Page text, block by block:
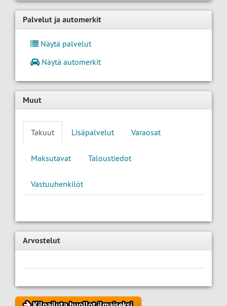
Palvelut ja automerkit
Näytä palvelut
Näytä automerkit
Muut
Takuut Lisäpalvelut Varaosat
Maksutavat Taloustiedot
Vastuuhenkilöt
Arvostelut